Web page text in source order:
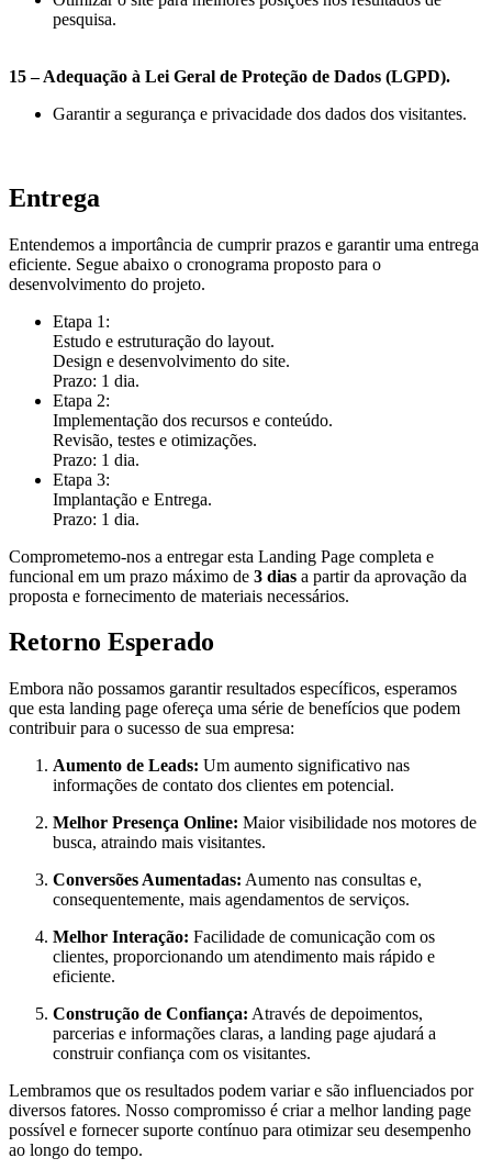
pesquisa.
15 – Adequação à Lei Geral de Proteção de Dados (LGPD).
Garantir a segurança e privacidade dos dados dos visitantes.
Entrega
Entendemos a importância de cumprir prazos e garantir uma entrega
eficiente. Segue abaixo o cronograma proposto para o
desenvolvimento do projeto.
Etapa 1:
Estudo e estruturação do layout.
Design e desenvolvimento do site.
Prazo: 1 dia.
Etapa 2:
Implementação dos recursos e conteúdo.
Revisão, testes e otimizações.
Prazo: 1 dia.
Etapa 3:
Implantação e Entrega.
Prazo: 1 dia.
Comprometemo-nos a entregar esta Landing Page completa e
funcional em um prazo máximo de 3 dias a partir da aprovação da
proposta e fornecimento de materiais necessários.
Retorno Esperado
Embora não possamos garantir resultados específicos, esperamos
que esta landing page ofereça uma série de benefícios que podem
contribuir para o sucesso de sua empresa:
Aumento de Leads: Um aumento significativo nas
informações de contato dos clientes em potencial.
Melhor Presença Online: Maior visibilidade nos motores de
busca, atraindo mais visitantes.
Conversões Aumentadas: Aumento nas consultas e,
consequentemente, mais agendamentos de serviços.
Melhor Interação: Facilidade de comunicação com os
clientes, proporcionando um atendimento mais rápido e
eficiente.
Construção de Confiança: Através de depoimentos,
parcerias e informações claras, a landing page ajudará a
construir confiança com os visitantes.
Lembramos que os resultados podem variar e são influenciados por
diversos fatores. Nosso compromisso é criar a melhor landing page
possível e fornecer suporte contínuo para otimizar seu desempenho
ao longo do tempo.